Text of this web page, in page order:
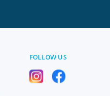
FOLLOW US